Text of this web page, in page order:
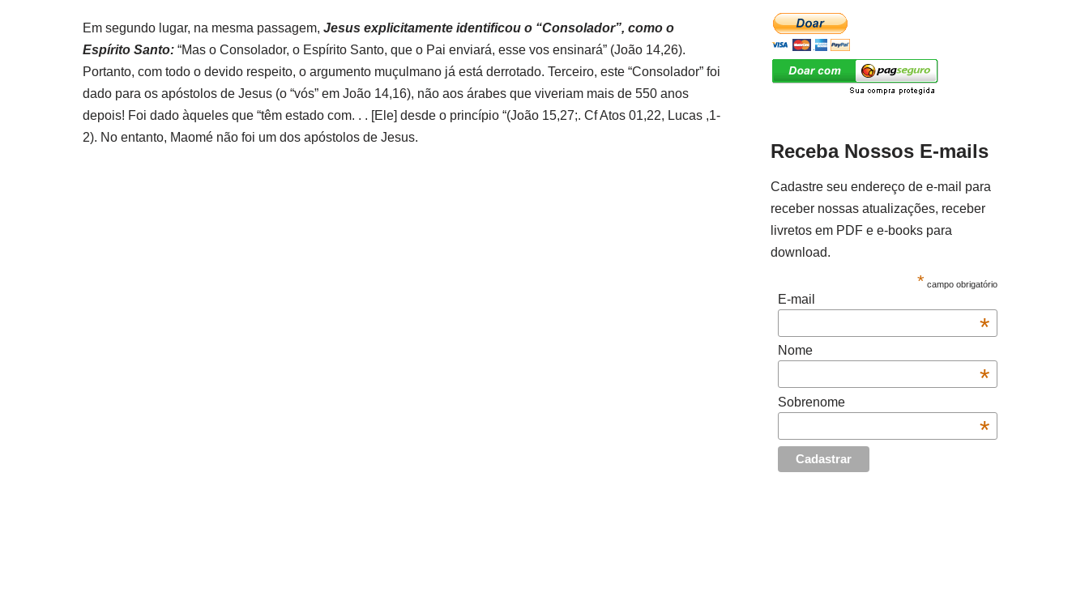
Em segundo lugar, na mesma passagem, Jesus explicitamente identificou o “Consolador”, como o
Espírito Santo: “Mas o Consolador, o Espírito Santo, que o Pai enviará, esse vos ensinará” (João 14,26).
Portanto, com todo o devido respeito, o argumento muçulmano já está derrotado. Terceiro, este “Consolador” foi
dado para os apóstolos de Jesus (o “vós” em João 14,16), não aos árabes que viveriam mais de 550 anos
depois! Foi dado àqueles que “têm estado com. . . [Ele] desde o princípio “(João 15,27;. Cf Atos 01,22, Lucas ,1-
2). No entanto, Maomé não foi um dos apóstolos de Jesus.
Receba Nossos E-mails
Cadastre seu endereço de e-mail para
receber nossas atualizações, receber
livretos em PDF e e-books para
download.
* campo obrigatório
E-mail
*
Nome
*
Sobrenome
*